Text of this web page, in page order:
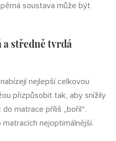
soustava může být
a středně tvrdá
nejlepší celkovou
přizpůsobit tak, aby snížily
matrace příliš „bořil“.
nejoptimálnější.